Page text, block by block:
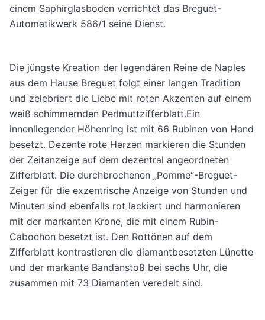
einem Saphirglasboden verrichtet das Breguet-
Automatikwerk 586/1 seine Dienst.
Die jüngste Kreation der legendären Reine de Naples
aus dem Hause Breguet folgt einer langen Tradition
und zelebriert die Liebe mit roten Akzenten auf einem
weiß schimmernden Perlmuttzifferblatt.Ein
innenliegender Höhenring ist mit 66 Rubinen von Hand
besetzt. Dezente rote Herzen markieren die Stunden
der Zeitanzeige auf dem dezentral angeordneten
Zifferblatt. Die durchbrochenen „Pomme“-Breguet-
Zeiger für die exzentrische Anzeige von Stunden und
Minuten sind ebenfalls rot lackiert und harmonieren
mit der markanten Krone, die mit einem Rubin-
Cabochon besetzt ist. Den Rottönen auf dem
Zifferblatt kontrastieren die diamantbesetzten Lünette
und der markante Bandanstoß bei sechs Uhr, die
zusammen mit 73 Diamanten veredelt sind.